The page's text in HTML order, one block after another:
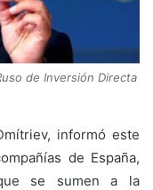
de Inversión Directa
informó este
de España,
se sumen a la